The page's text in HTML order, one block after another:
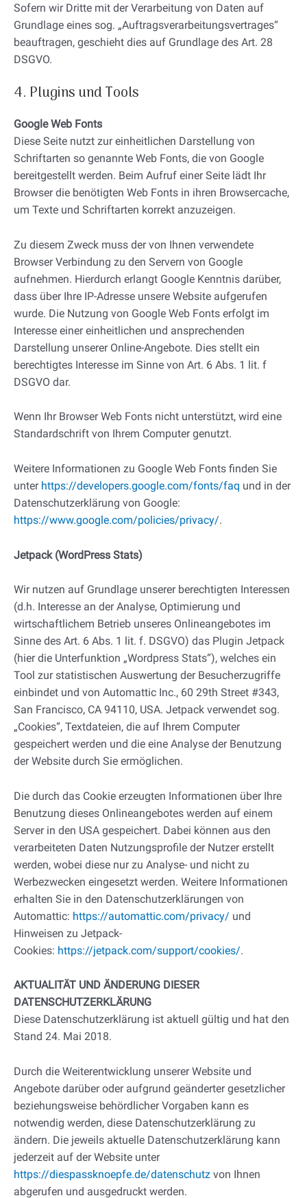
Sofern wir Dritte mit der Verarbeitung von Daten auf
Grundlage eines sog. „Auftragsverarbeitungsvertrages“
beauftragen, geschieht dies auf Grundlage des Art. 28
DSGVO.
4. Plugins und Tools
Google Web Fonts
Diese Seite nutzt zur einheitlichen Darstellung von
Schriftarten so genannte Web Fonts, die von Google
bereitgestellt werden. Beim Aufruf einer Seite lädt Ihr
Browser die benötigten Web Fonts in ihren Browsercache,
um Texte und Schriftarten korrekt anzuzeigen.
Zu diesem Zweck muss der von Ihnen verwendete
Browser Verbindung zu den Servern von Google
aufnehmen. Hierdurch erlangt Google Kenntnis darüber,
dass über Ihre IP-Adresse unsere Website aufgerufen
wurde. Die Nutzung von Google Web Fonts erfolgt im
Interesse einer einheitlichen und ansprechenden
Darstellung unserer Online-Angebote. Dies stellt ein
berechtigtes Interesse im Sinne von Art. 6 Abs. 1 lit. f
DSGVO dar.
Wenn Ihr Browser Web Fonts nicht unterstützt, wird eine
Standardschrift von Ihrem Computer genutzt.
Weitere Informationen zu Google Web Fonts finden Sie
unter https://developers.google.com/fonts/faq und in der
Datenschutzerklärung von Google:
https://www.google.com/policies/privacy/.
Jetpack (WordPress Stats)
Wir nutzen auf Grundlage unserer berechtigten Interessen
(d.h. Interesse an der Analyse, Optimierung und
wirtschaftlichem Betrieb unseres Onlineangebotes im
Sinne des Art. 6 Abs. 1 lit. f. DSGVO) das Plugin Jetpack
(hier die Unterfunktion „Wordpress Stats“), welches ein
Tool zur statistischen Auswertung der Besucherzugriffe
einbindet und von Automattic Inc., 60 29th Street #343,
San Francisco, CA 94110, USA. Jetpack verwendet sog.
„Cookies“, Textdateien, die auf Ihrem Computer
gespeichert werden und die eine Analyse der Benutzung
der Website durch Sie ermöglichen.
Die durch das Cookie erzeugten Informationen über Ihre
Benutzung dieses Onlineangebotes werden auf einem
Server in den USA gespeichert. Dabei können aus den
verarbeiteten Daten Nutzungsprofile der Nutzer erstellt
werden, wobei diese nur zu Analyse- und nicht zu
Werbezwecken eingesetzt werden. Weitere Informationen
erhalten Sie in den Datenschutzerklärungen von
Automattic: https://automattic.com/privacy/ und
Hinweisen zu Jetpack-
Cookies: https://jetpack.com/support/cookies/.
AKTUALITÄT UND ÄNDERUNG DIESER
DATENSCHUTZERKLÄRUNG
Diese Datenschutzerklärung ist aktuell gültig und hat den
Stand 24. Mai 2018.
Durch die Weiterentwicklung unserer Website und
Angebote darüber oder aufgrund geänderter gesetzlicher
beziehungsweise behördlicher Vorgaben kann es
notwendig werden, diese Datenschutzerklärung zu
ändern. Die jeweils aktuelle Datenschutzerklärung kann
jederzeit auf der Website unter
https://diespassknoepfe.de/datenschutz von Ihnen
abgerufen und ausgedruckt werden.